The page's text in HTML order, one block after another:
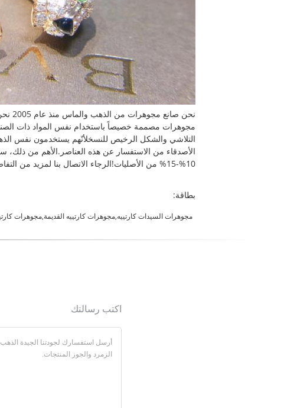
مجوهرات مصممة خصيصاً باستخدام نفس المواد ذات
التلاشي والشكل الرخيص للنسخلأنّهم يستخدمون نفس
10%-15% من الأصليات!الرجاء الاتصال بنا لمزيد من التفاصيل.
بطاقة:
مجوهرات السيدات كارتييه,مجوهرات كارتييه القديمة,مجوهرات
اكتب رسالتك